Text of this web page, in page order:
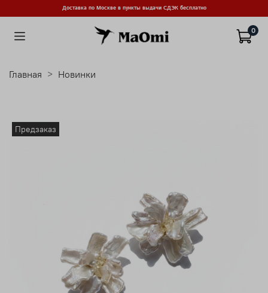
Доставка по Москве в пункты выдачи СДЭК бесплатно
0
Главная Новинки
Предзаказ